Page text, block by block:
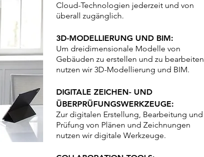
Cloud-Technologien jederzeit und von
überall zugänglich.
3D-MODELLIERUNG UND BIM:
Um dreidimensionale Modelle von
Gebäuden zu erstellen und zu bearbeiten
nutzen wir 3D-Modellierung und BIM.
DIGITALE ZEICHEN- UND
ÜBERPRÜFUNGSWERKZEUGE:
Zur digitalen Erstellung, Bearbeitung und
Prüfung von Plänen und Zeichnungen
nutzen wir digitale Werkzeuge.